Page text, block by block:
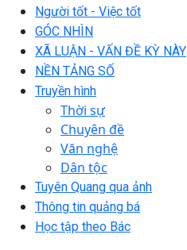
Người tốt - Việc tốt
GÓC NHÌN
XÃ LUẬN - VẤN ĐỀ KỲ NÀY
NỀN TẢNG SỐ
Truyền hình
Thời sự
Chuyên đề
Văn nghệ
Dân tộc
Tuyên Quang qua ảnh
Thông tin quảng bá
Học tập theo Bác